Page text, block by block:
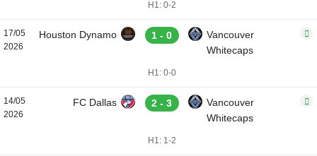
H1: 0-2
17/05
2026
Houston Dynamo 1 - 0
Vancouver
Whitecaps
H1: 0-0
14/05
2026
FC Dallas 2 - 3
Vancouver
Whitecaps
H1: 1-2